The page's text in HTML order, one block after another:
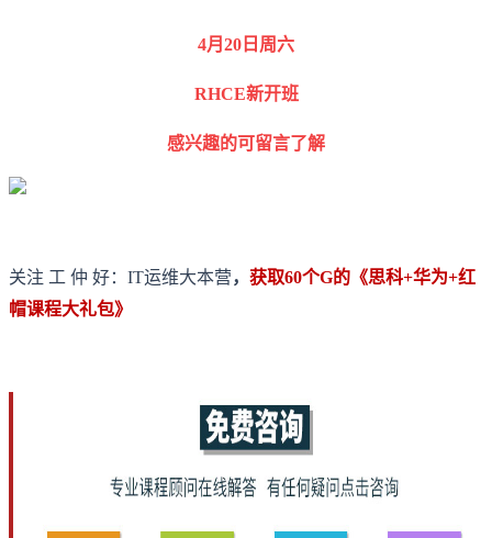
4月20日周六
RHCE新开班
感兴趣的可留言了解
关注 工 仲 好：IT运维大本营， 获取60个G的《思科+华为+红
帽课程大礼包》